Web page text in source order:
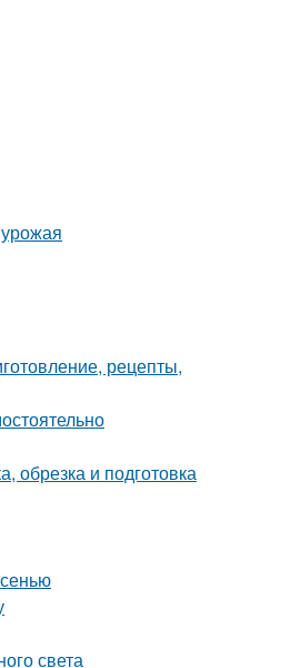
рецепты,
обрезка и подготовка
света